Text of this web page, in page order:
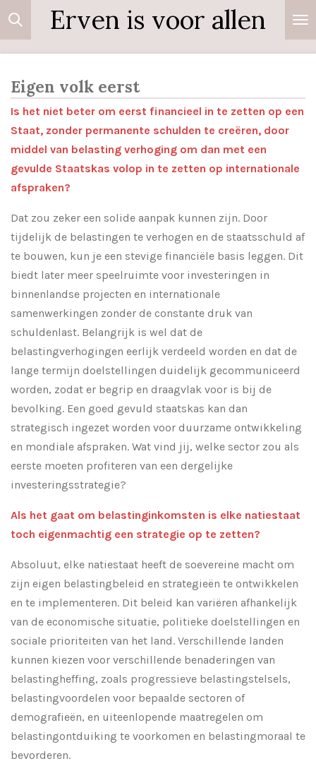
Ga
naar
hoofdinhoud
Erven is voor allen
Eigen volk eerst
Is het niet beter om eerst financieel in te zetten op een
Staat, zonder permanente schulden te creëren, door
middel van belasting verhoging om dan met een
gevulde Staatskas volop in te zetten op internationale
afspraken?
Dat zou zeker een solide aanpak kunnen zijn. Door
tijdelijk de belastingen te verhogen en de staatsschuld af
te bouwen, kun je een stevige financiële basis leggen. Dit
biedt later meer speelruimte voor investeringen in
binnenlandse projecten en internationale
samenwerkingen zonder de constante druk van
schuldenlast. Belangrijk is wel dat de
belastingverhogingen eerlijk verdeeld worden en dat de
lange termijn doelstellingen duidelijk gecommuniceerd
worden, zodat er begrip en draagvlak voor is bij de
bevolking. Een goed gevuld staatskas kan dan
strategisch ingezet worden voor duurzame ontwikkeling
en mondiale afspraken. Wat vind jij, welke sector zou als
eerste moeten profiteren van een dergelijke
investeringsstrategie?
Als het gaat om belastinginkomsten is elke natiestaat
toch eigenmachtig een strategie op te zetten?
Absoluut, elke natiestaat heeft de soevereine macht om
zijn eigen belastingbeleid en strategieën te ontwikkelen
en te implementeren. Dit beleid kan variëren afhankelijk
van de economische situatie, politieke doelstellingen en
sociale prioriteiten van het land. Verschillende landen
kunnen kiezen voor verschillende benaderingen van
belastingheffing, zoals progressieve belastingstelsels,
belastingvoordelen voor bepaalde sectoren of
demografieën, en uiteenlopende maatregelen om
belastingontduiking te voorkomen en belastingmoraal te
bevorderen.